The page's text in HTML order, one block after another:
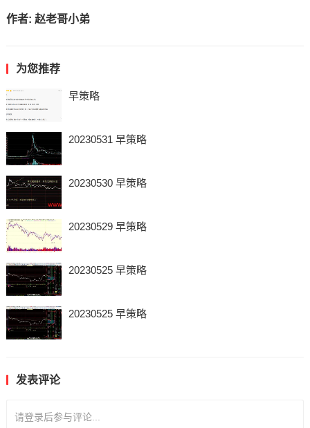
作者: 赵老哥小弟
为您推荐
早策略
20230531 早策略
20230530 早策略
20230529 早策略
20230525 早策略
20230525 早策略
发表评论
请登录后参与评论...